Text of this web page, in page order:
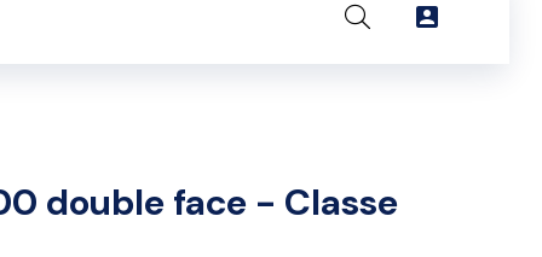

double face - Classe